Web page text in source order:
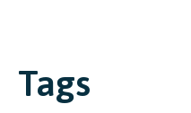
Tags